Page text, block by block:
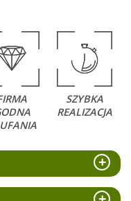
SZYBKA
REALIZACJA